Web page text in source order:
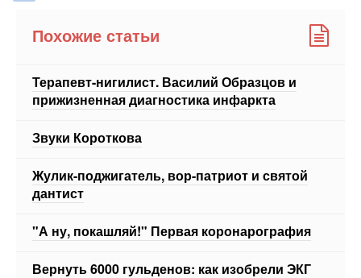
Терапевт-нигилист. Василий Образцов и
Звуки Короткова
дантист
"А ну, покашляй!" Первая коронарография
Вернуть 6000 гульденов: как изобрели ЭКГ